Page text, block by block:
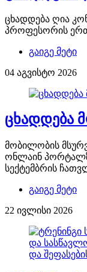
ცხადდება ღია
პროფესორის ერთ
გაიგე მეტი
04 აგვისტო 2026
ცხადდება
მობილობის
ონლაინ
სექტემბრის
გაიგე მეტი
22 ივლისი 2026